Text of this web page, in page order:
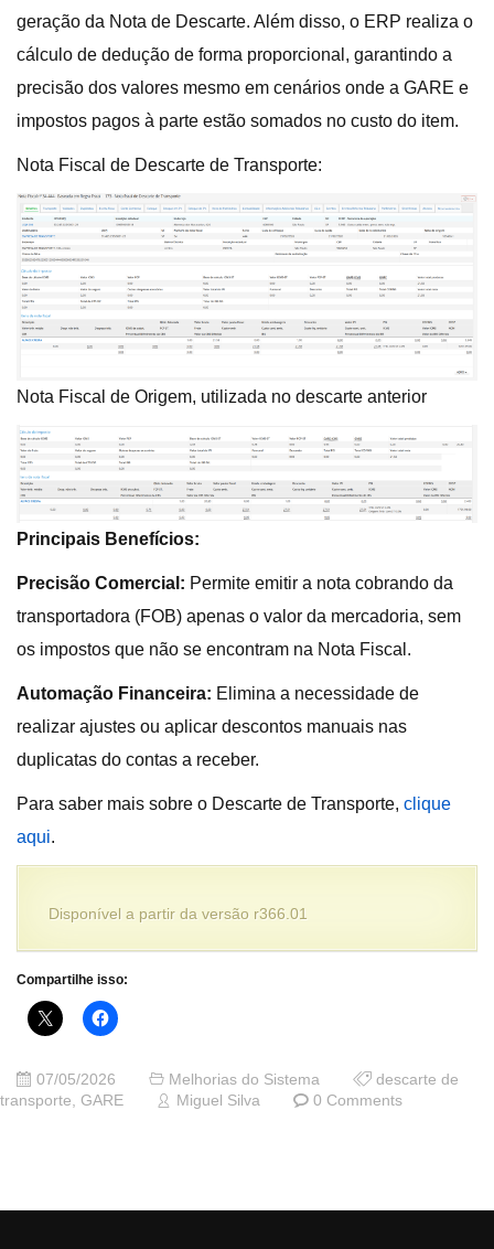
geração da Nota de Descarte. Além disso, o ERP realiza o
cálculo de dedução de forma proporcional, garantindo a
precisão dos valores mesmo em cenários onde a GARE e
impostos pagos à parte estão somados no custo do item.
Nota Fiscal de Descarte de Transporte:
Nota Fiscal de Origem, utilizada no descarte anterior
Principais Benefícios:
Precisão Comercial: Permite emitir a nota cobrando da
transportadora (FOB) apenas o valor da mercadoria, sem
os impostos que não se encontram na Nota Fiscal.
Automação Financeira: Elimina a necessidade de
realizar ajustes ou aplicar descontos manuais nas
duplicatas do contas a receber.
Para saber mais sobre o Descarte de Transporte, clique
aqui.
Disponível a partir da versão r366.01
Compartilhe isso:
07/05/2026 Melhorias do Sistema
descarte de
transporte
GARE Miguel Silva 0 Comments